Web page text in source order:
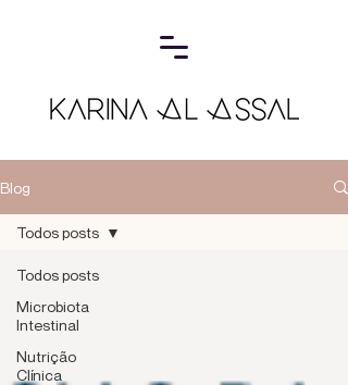
Blog
Todos posts
Microbiota
Intestinal
Nutrição
Clínica
Todos posts